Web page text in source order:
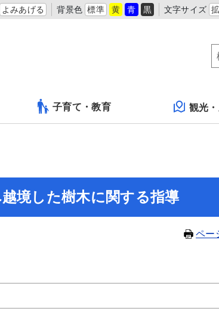
よみあげる 背景色 標準 黄 青 黒 文字サイズ
子育て・教育 観光
境した樹木に関する指導
ペー